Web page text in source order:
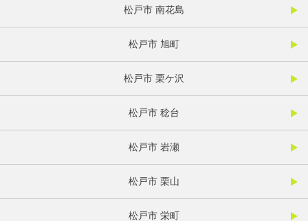
松戸市 南花島
松戸市 旭町
松戸市 栗ケ沢
松戸市 稔台
松戸市 岩瀬
松戸市 栗山
松戸市 栄町